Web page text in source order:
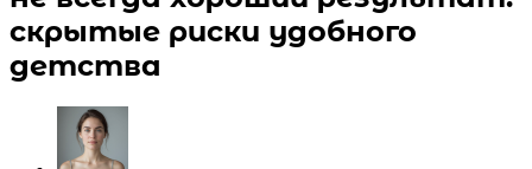
скрытые риски удобного
детства